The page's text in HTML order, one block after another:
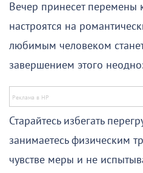
Вечер принесет перемены
настроятся на
любимым человеком
завершением этого
Старайтесь избегать
занимаетесь физическим
чувстве меры и не